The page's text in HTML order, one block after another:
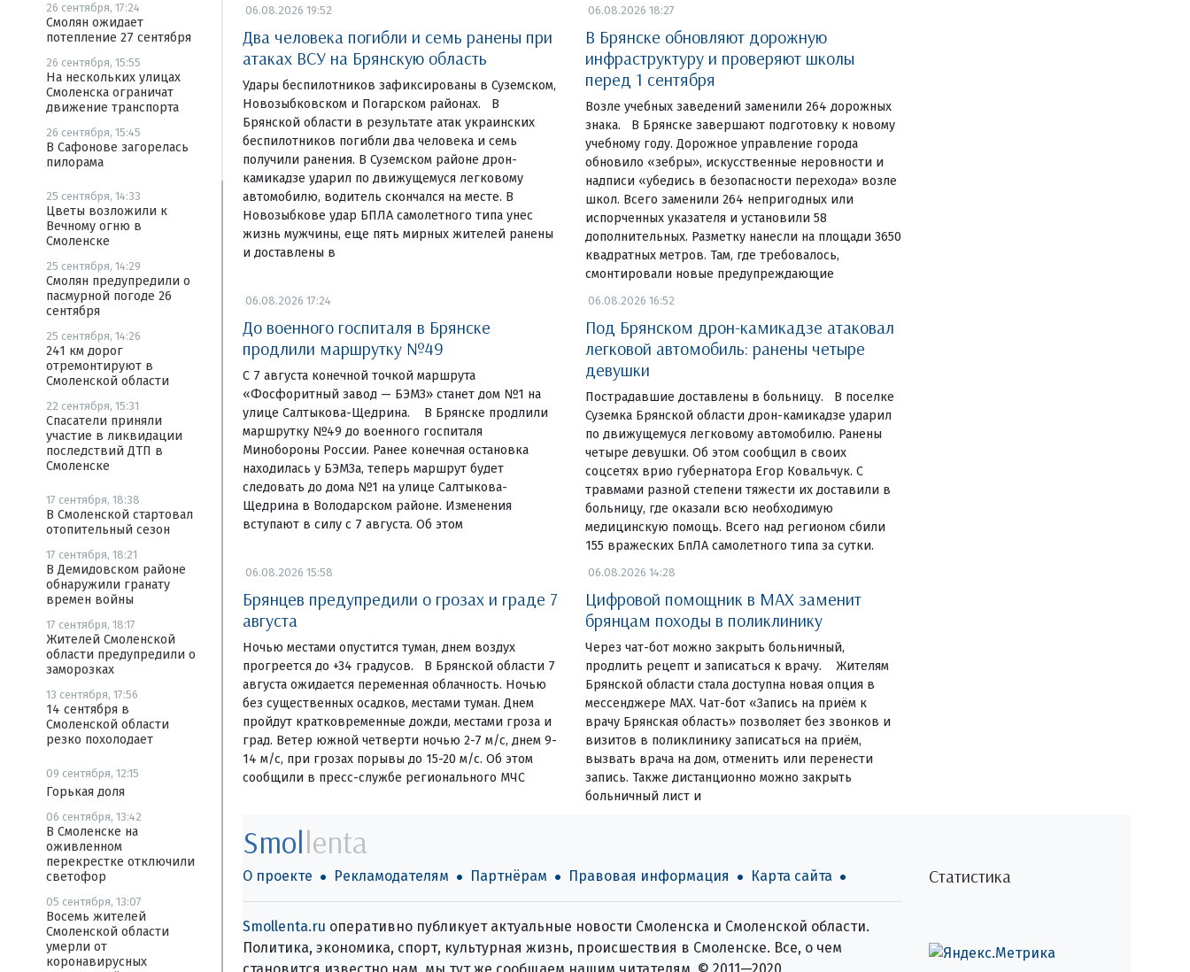
26 сентября, 17:24
Смолян ожидает
потепление 27 сентября
26 сентября, 15:55
На нескольких улицах
Смоленска ограничат
движение транспорта
26 сентября, 15:45
В Сафонове загорелась
пилорама
25 сентября, 14:33
Цветы возложили к
Вечному огню в
Смоленске
25 сентября, 14:29
Смолян предупредили о
пасмурной погоде 26
сентября
25 сентября, 14:26
241 км дорог
отремонтируют в
Смоленской области
22 сентября, 15:31
Спасатели приняли
участие в ликвидации
последствий ДТП в
Смоленске
17 сентября, 18:38
В Смоленской стартовал
отопительный сезон
17 сентября, 18:21
В Демидовском районе
обнаружили гранату
времен войны
17 сентября, 18:17
Жителей Смоленской
области предупредили о
заморозках
13 сентября, 17:56
14 сентября в
Смоленской области
резко похолодает
09 сентября, 12:15
Горькая доля
06 сентября, 13:42
В Смоленске на
оживленном
перекрестке отключили
светофор
05 сентября, 13:07
Восемь жителей
Смоленской области
умерли от
коронавирусных
06.08.2026 19:52
Два человека погибли и семь ранены при
атаках ВСУ на Брянскую область
Удары беспилотников зафиксированы в Суземском,
Новозыбковском и Погарском районах. В
Брянской области в результате атак украинских
беспилотников погибли два человека и семь
получили ранения. В Суземском районе дрон-
камикадзе ударил по движущемуся легковому
автомобилю, водитель скончался на месте. В
Новозыбкове удар БПЛА самолетного типа унес
жизнь мужчины, еще пять мирных жителей ранены
и доставлены в
06.08.2026 18:27
В Брянске обновляют дорожную
инфраструктуру и проверяют школы
перед 1 сентября
Возле учебных заведений заменили 264 дорожных
знака. В Брянске завершают подготовку к новому
учебному году. Дорожное управление города
обновило «зебры», искусственные неровности и
надписи «убедись в безопасности перехода» возле
школ. Всего заменили 264 непригодных или
испорченных указателя и установили 58
дополнительных. Разметку нанесли на площади 3650
квадратных метров. Там, где требовалось,
смонтировали новые предупреждающие
06.08.2026 17:24
До военного госпиталя в Брянске
продлили маршрутку №49
С 7 августа конечной точкой маршрута
«Фосфоритный завод — БЭМЗ» станет дом №1 на
улице Салтыкова-Щедрина. В Брянске продлили
маршрутку №49 до военного госпиталя
Минобороны России. Ранее конечная остановка
находилась у БЭМЗа, теперь маршрут будет
следовать до дома №1 на улице Салтыкова-
Щедрина в Володарском районе. Изменения
вступают в силу с 7 августа. Об этом
06.08.2026 16:52
Под Брянском дрон-камикадзе атаковал
легковой автомобиль: ранены четыре
девушки
Пострадавшие доставлены в больницу. В поселке
Суземка Брянской области дрон-камикадзе ударил
по движущемуся легковому автомобилю. Ранены
четыре девушки. Об этом сообщил в своих
соцсетях врио губернатора Егор Ковальчук. С
травмами разной степени тяжести их доставили в
больницу, где оказали всю необходимую
медицинскую помощь. Всего над регионом сбили
155 вражеских БпЛА самолетного типа за сутки.
06.08.2026 15:58
Брянцев предупредили о грозах и граде 7
августа
Ночью местами опустится туман, днем воздух
прогреется до +34 градусов. В Брянской области 7
августа ожидается переменная облачность. Ночью
без существенных осадков, местами туман. Днем
пройдут кратковременные дожди, местами гроза и
град. Ветер южной четверти ночью 2-7 м/с, днем 9-
14 м/с, при грозах порывы до 15-20 м/с. Об этом
сообщили в пресс-службе регионального МЧС
06.08.2026 14:28
Цифровой помощник в MAX заменит
брянцам походы в поликлинику
Через чат-бот можно закрыть больничный,
продлить рецепт и записаться к врачу. Жителям
Брянской области стала доступна новая опция в
мессенджере MAX. Чат-бот «Запись на приём к
врачу Брянская область» позволяет без звонков и
визитов в поликлинику записаться на приём,
вызвать врача на дом, отменить или перенести
запись. Также дистанционно можно закрыть
больничный лист и
Smollenta
О проекте Рекламодателям Партнёрам Правовая информация Карта сайта
Smollenta.ru оперативно публикует актуальные новости Смоленска и Смоленской области.
Политика, экономика, спорт, культурная жизнь, происшествия в Смоленске. Все, о чем
становится известно нам, мы тут же сообщаем нашим читателям. © 2011—2020
Статистика